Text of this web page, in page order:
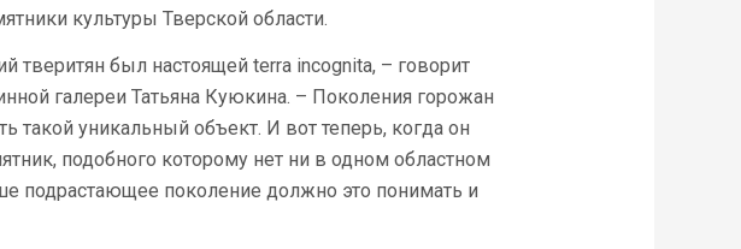
культуры Тверской области.
тверитян был настоящей terra incognita, – говорит
галереи Татьяна Куюкина. – Поколения горожан
такой уникальный объект. И вот теперь, когда он
подобного которому нет ни в одном областном
подрастающее поколение должно это понимать и